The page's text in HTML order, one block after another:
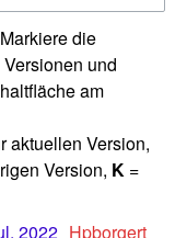
die
und
am
aktuellen Version,
Version, K =
2022‎ Hpborgert